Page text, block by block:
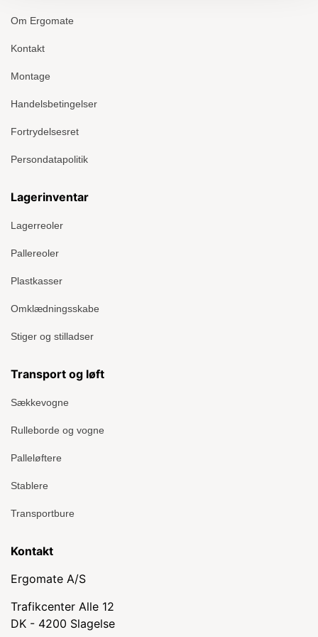
Om Ergomate
Kontakt
Montage
Handelsbetingelser
Fortrydelsesret
Persondatapolitik
Lagerinventar
Lagerreoler
Pallereoler
Plastkasser
Omklædningsskabe
Stiger og stilladser
Transport og løft
Sækkevogne
Rulleborde og vogne
Palleløftere
Stablere
Transportbure
Kontakt
Ergomate A/S
Trafikcenter Alle 12
DK - 4200 Slagelse